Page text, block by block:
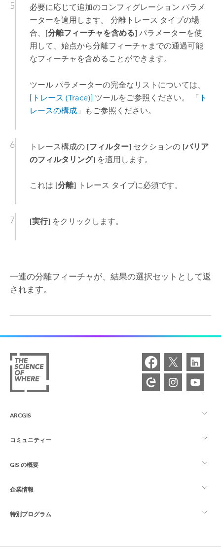
必要に応じて追加のコンフィグレーション パラメ
ーターを適用します。 分離トレース タイプの場
合、 [分離フィーチャを含める]パラメーターを使
用して、始点から分離フィーチャまでの通過可能
なフィーチャを含めることができます。
ツール パラメーターの完全なリストについては、
[トレース (Trace)] ツールをご参照ください。 「 ト
レースの構成」もご参照ください。
トレース構成の [フィルター]セクションの [バリア
のフィルタリング]を適用します。
これは [分離]トレース タイプに必須です。
[実行]をクリックします。
一連の分離フィーチャが、結果の選択セットとして返
されます。
ARCGIS
ArcGIS の概要
マッピング
コミュニティー
Esri Community
ArcGIS ブログ
GIS の概要
GIS とは
ロケーション インテリジェンス
トレーニング
企業情報
Esri について
特別プログラム